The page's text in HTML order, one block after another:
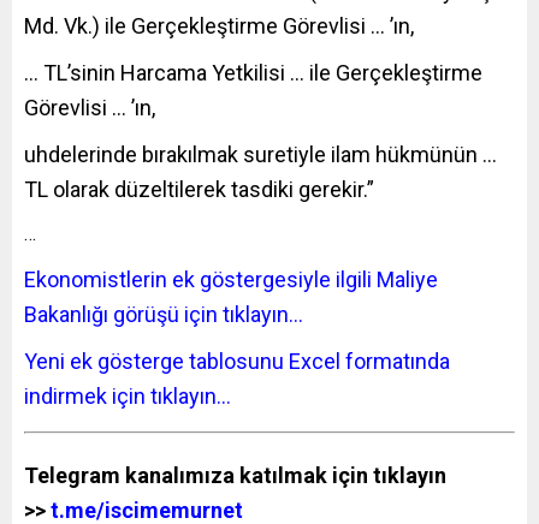
Md. Vk.) ile Gerçekleştirme Görevlisi … ’ın,
… TL’sinin Harcama Yetkilisi … ile Gerçekleştirme
Görevlisi … ’ın,
uhdelerinde bırakılmak suretiyle ilam hükmünün …
TL olarak düzeltilerek tasdiki gerekir.”
…
Ekonomistlerin ek göstergesiyle ilgili Maliye
Bakanlığı görüşü için tıklayın…
Yeni ek gösterge tablosunu Excel formatında
indirmek için tıklayın…
Telegram kanalımıza katılmak için tıklayın
>>t.me/iscimemurnet